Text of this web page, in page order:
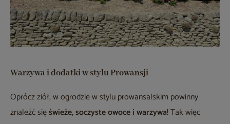
Warzywa i dodatki w stylu Prowansji
Oprócz ziół, w ogrodzie w stylu prowansalskim powinny
znaleźć sięświeże, soczyste owoce i warzywa!Tak więc